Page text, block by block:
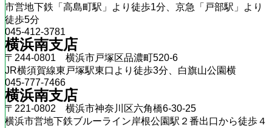
市営地下鉄「高島町駅」より徒歩1分、京急「戸部駅」より
徒歩5分
045-412-3781
横浜南支店
〒244-0801 横浜市戸塚区品濃町520-6
JR横須賀線東戸塚駅東口より徒歩3分、白旗山公園横
045-777-7466
横浜南支店
〒221-0802 横浜市神奈川区六角橋6-30-25
横浜市営地下鉄ブルーライン岸根公園駅２番出口から徒歩４